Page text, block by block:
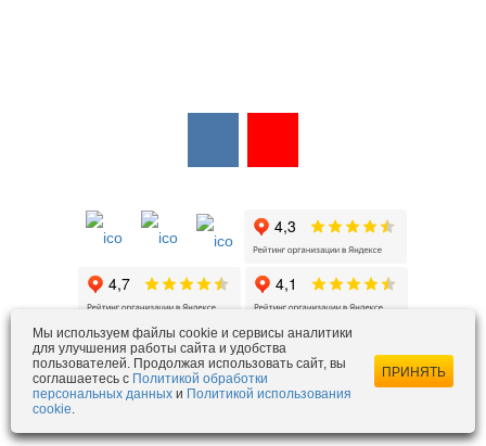
ezois@ezois-es.ru- отдел продаж
snab@ezois-es.ru- отдел комплексных поставок
office@ezois-es.ru
Мы используем файлы cookie и сервисы аналитики
для улучшения работы сайта и удобства
пользователей. Продолжая использовать сайт, вы
соглашаетесь с Политикой обработки
персональных данных и Политикой использования
cookie.
ПРИНЯТЬ